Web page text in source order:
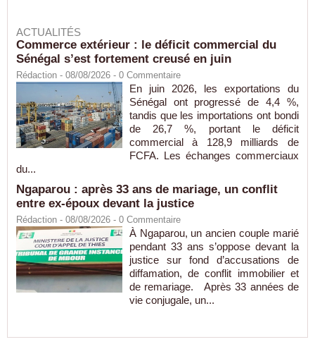
ACTUALITÉS
Commerce extérieur : le déficit commercial du
Sénégal s’est fortement creusé en juin
Rédaction - 08/08/2026 - 0 Commentaire
En juin 2026, les exportations du
Sénégal ont progressé de 4,4 %,
tandis que les importations ont bondi
de 26,7 %, portant le déficit
commercial à 128,9 milliards de
FCFA. Les échanges commerciaux
du...
Ngaparou : après 33 ans de mariage, un conflit
entre ex-époux devant la justice
Rédaction - 08/08/2026 - 0 Commentaire
À Ngaparou, un ancien couple marié
pendant 33 ans s’oppose devant la
justice sur fond d’accusations de
diffamation, de conflit immobilier et
de remariage. Après 33 années de
vie conjugale, un...